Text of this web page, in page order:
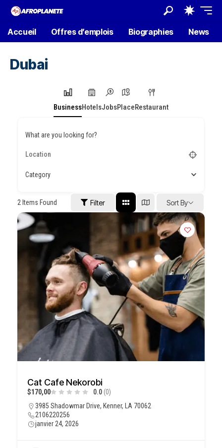
Accueil Offres d’emplois Biographies News
Dubai
BusinessHotelsJobsPlaceRestaurant
What are you looking for?
Category
2 Items Found Filter Sort By
Cat Cafe Nekorobi
$170,00 0.0 (0)
3985 Shadowmar Drive, Kenner, LA 70062
2106220256
janvier 24, 2026